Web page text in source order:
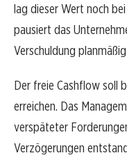
lag dieser Wert noch
pausiert das
Verschuldung
Der freie Cashflow soll
erreichen. Das
verspäteter
Verzögerungen